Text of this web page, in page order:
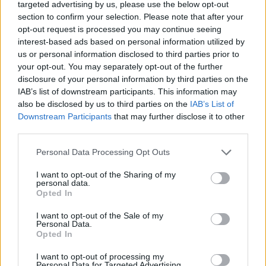
targeted advertising by us, please use the below opt-out
section to confirm your selection. Please note that after your
opt-out request is processed you may continue seeing
interest-based ads based on personal information utilized by
us or personal information disclosed to third parties prior to
your opt-out. You may separately opt-out of the further
disclosure of your personal information by third parties on the
IAB’s list of downstream participants. This information may
also be disclosed by us to third parties on the IAB’s List of
Downstream Participants that may further disclose it to other
Personal Data Processing Opt Outs
I want to opt-out of the Sharing of my
personal data.
Opted In
I want to opt-out of the Sale of my
Personal Data.
Opted In
I want to opt-out of processing my
nazywany również Niedzielą Misyjną. Jest to święto
patronalne Papieskich Dzieł Misyjnych.
Poprzednia
1
2 3 4 5 …
17
Najnowsze
07 sierpnia 2026 | 05:20
Gaza: 300 dzieci zabitych w ciągu 300 dni